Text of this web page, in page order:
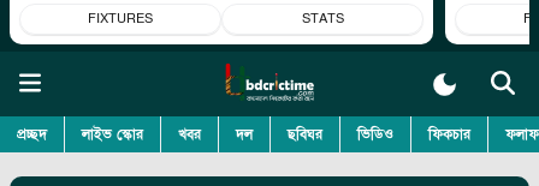
FIXTURES STATS
প্রচ্ছদ লাইভ স্কোর খবর দল ছবিঘর ভিডিও ফিকচার